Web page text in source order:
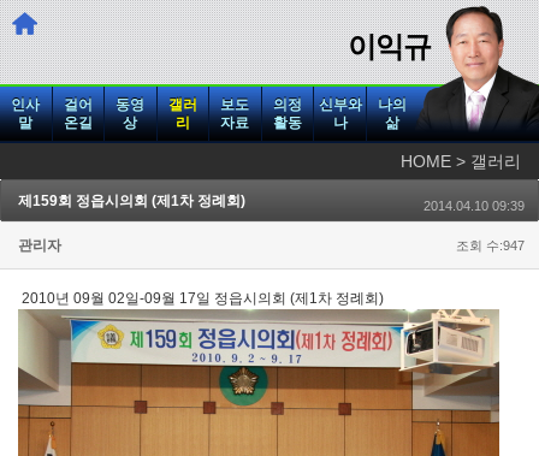
이익규
인사
말
걸어
온길
동영
상
갤러
리
보도
자료
의정
활동
신부와
나
나의
삶
HOME > 갤러리
제159회 정읍시의회 (제1차 정례회) 2014.04.10 09:39
관리자 조회 수:947
2010년 09월 02일-09월 17일 정읍시의회 (제1차 정례회)